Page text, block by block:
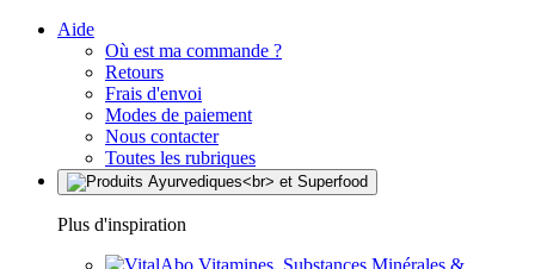
Aide
Où est ma commande ?
Retours
Frais d'envoi
Modes de paiement
Nous contacter
Toutes les rubriques
Plus d'inspiration
Vitamines, Substances Minérales &